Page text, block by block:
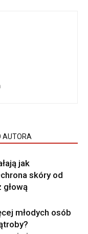
AUTORA
jak
skóry od
głową
młodych osób